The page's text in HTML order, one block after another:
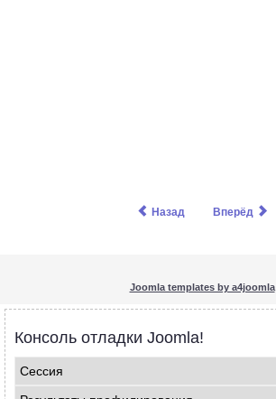
Назад Вперёд
Joomla templates by a4joomla
Консоль отладки Joomla!
Сессия